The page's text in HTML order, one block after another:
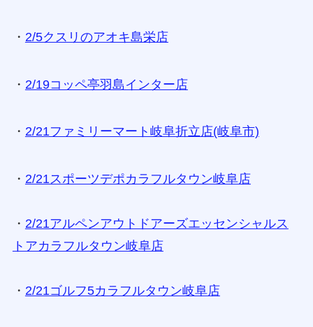
・ 2/5クスリのアオキ島栄店
・ 2/19コッペ亭羽島インター店
・ 2/21ファミリーマート岐阜折立店(岐阜市)
・ 2/21スポーツデポカラフルタウン岐阜店
・ 2/21アルペンアウトドアーズエッセンシャルス
トアカラフルタウン岐阜店
・ 2/21ゴルフ5カラフルタウン岐阜店